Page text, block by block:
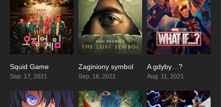
Squid Game
Sep. 17, 2021
7.5
Zaginiony symbol
Sep. 16, 2021
A gdyby…?
Aug. 11, 2021